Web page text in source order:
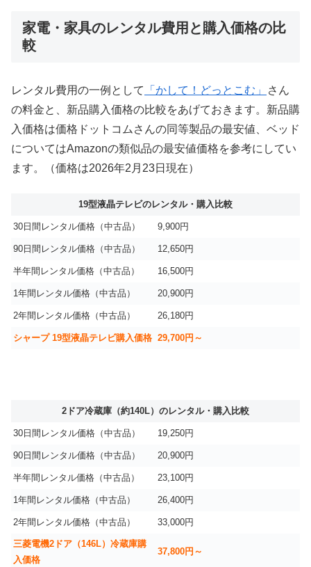
家電・家具のレンタル費用と購入価格の比
較
レンタル費用の一例として 「かして！どっとこむ」
さん
の料金と、新品購入価格の比較をあげておきます。新品購
入価格は価格ドットコムさんの同等製品の最安値、ベッド
についてはAmazonの類似品の最安値価格を参考にしてい
ます。（価格は2026年2月23日現在）
19型液晶テレビのレンタル・購入比較
30日間レンタル価格（中古品） 9,900円
90日間レンタル価格（中古品） 12,650円
半年間レンタル価格（中古品） 16,500円
1年間レンタル価格（中古品） 20,900円
2年間レンタル価格（中古品） 26,180円
シャープ 19型液晶テレビ購入価格 29,700円～
2ドア冷蔵庫（約140L）のレンタル・購入比較
30日間レンタル価格（中古品） 19,250円
90日間レンタル価格（中古品） 20,900円
半年間レンタル価格（中古品） 23,100円
1年間レンタル価格（中古品） 26,400円
2年間レンタル価格（中古品） 33,000円
三菱電機2ドア（146L）冷蔵庫購
入価格
37,800円～